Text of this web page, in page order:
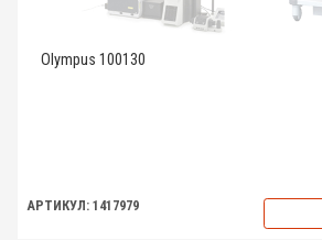
Olympus 100130
АРТИКУЛ: 1417979